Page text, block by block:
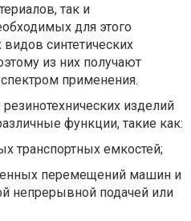
так и
для этого
синтетических
из них получают
применения.
изделий
функции, такие как:
транспортных емкостей;
перемещений машин и
непрерывной подачей или